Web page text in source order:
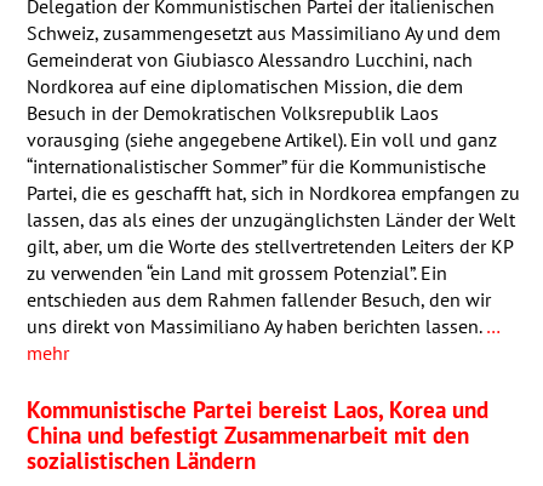
Delegation der Kommunistischen Partei der italienischen
Schweiz, zusammengesetzt aus Massimiliano Ay und dem
Gemeinderat von Giubiasco Alessandro Lucchini, nach
Nordkorea auf eine diplomatischen Mission, die dem
Besuch in der Demokratischen Volksrepublik Laos
vorausging (siehe angegebene Artikel). Ein voll und ganz
“internationalistischer Sommer” für die Kommunistische
Partei, die es geschafft hat, sich in Nordkorea empfangen zu
lassen, das als eines der unzugänglichsten Länder der Welt
gilt, aber, um die Worte des stellvertretenden Leiters der KP
zu verwenden “ein Land mit grossem Potenzial”. Ein
entschieden aus dem Rahmen fallender Besuch, den wir
uns direkt von Massimiliano Ay haben berichten lassen. …
mehr
Kommunistische Partei bereist Laos, Korea und
China und befestigt Zusammenarbeit mit den
sozialistischen Ländern